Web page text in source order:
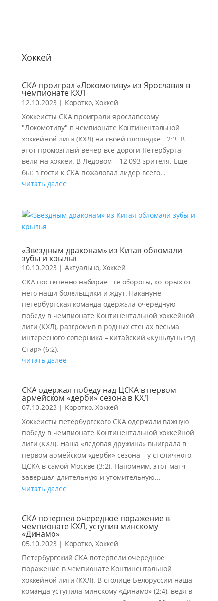
Хоккей
СКА проиграл «Локомотиву» из Ярославля в
чемпионате КХЛ
12.10.2023 | Коротко, Хоккей
Хоккеисты СКА проиграли ярославскому
"Локомотиву" в чемпионате Континентальной
хоккейной лиги (КХЛ) на своей площадке - 2:3. В
этот промозглый вечер все дороги Петербурга
вели на хоккей. В Ледовом – 12 093 зрителя. Еще
бы: в гости к СКА пожаловал лидер всего...
читать далее
«Звездным драконам» из Китая обломали
зубы и крылья
10.10.2023 | Актуально, Хоккей
СКА постепенно набирает те обороты, которых от
него наши болельщики и ждут. Накануне
петербургская команда одержала очередную
победу в чемпионате Континентальной хоккейной
лиги (КХЛ), разгромив в родных стенах весьма
интересного соперника – китайский «Куньлунь Рэд
Стар» (6:2).
читать далее
СКА одержал победу над ЦСКА в первом
армейском «дерби» сезона в КХЛ
07.10.2023 | Коротко, Хоккей
Хоккеисты петербургского СКА одержали важную
победу в чемпионате Континентальной хоккейной
лиги (КХЛ). Наша «ледовая дружина» выиграла в
первом армейском «дерби» сезона – у столичного
ЦСКА в самой Москве (3:2). Напомним, этот матч
завершал длительную и утомительную...
читать далее
СКА потерпел очередное поражение в
чемпионате КХЛ, уступив минскому
«Динамо»
05.10.2023 | Коротко, Хоккей
Петербургский СКА потерпели очередное
поражение в чемпионате Континентальной
хоккейной лиги (КХЛ). В столице Белоруссии наша
команда уступила минскому «Динамо» (2:4), ведя в